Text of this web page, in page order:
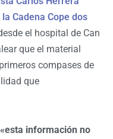
Cadena Cope dos
el hospital de Can
que el material
compases de
que
información no